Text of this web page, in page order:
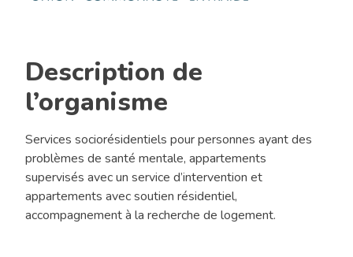
Description de
l’organisme
Services sociorésidentiels pour personnes ayant des
problèmes de santé mentale, appartements
supervisés avec un service d’intervention et
appartements avec soutien résidentiel,
accompagnement à la recherche de logement.